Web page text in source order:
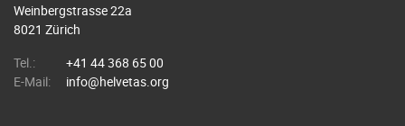
Weinbergstrasse 22a
8021 Zürich
Tel.:
+41 44 368 65 00
E-Mail:
info@helvetas.org